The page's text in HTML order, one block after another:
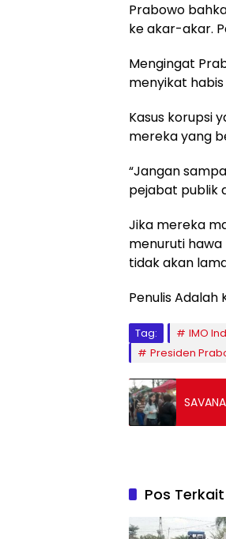
Prabowo
ke akar-akar.
Mengingat
menyikat
Kasus korupsi
mereka yang
“Jangan
pejabat publik
Jika mereka
menuruti hawa
tidak akan
Penulis Adalah
Tag: IMO
Presiden
Pos Terkait